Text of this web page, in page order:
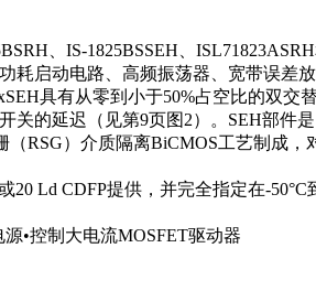
、IS-1825BSSEH、
耗启动电路、高频振荡器、宽带误差
具有从零到小于50%占空比的双
关的延迟（见第9页图2）。SEH部件
（RSG）介质隔离BiCMOS工艺制成
20 Ld CDFP提供，并完全指定在-50°C
•控制大电流MOSFET驱动器